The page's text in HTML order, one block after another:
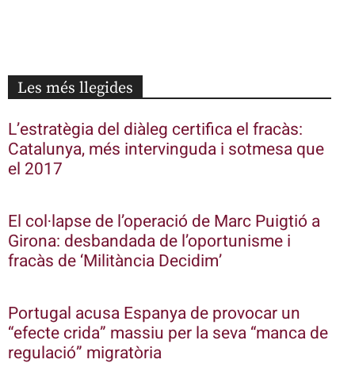
Les més llegides
L’estratègia del diàleg certifica el fracàs:
Catalunya, més intervinguda i sotmesa que
el 2017
El col·lapse de l’operació de Marc Puigtió a
Girona: desbandada de l’oportunisme i
fracàs de ‘Militància Decidim’
Portugal acusa Espanya de provocar un
“efecte crida” massiu per la seva “manca de
regulació” migratòria